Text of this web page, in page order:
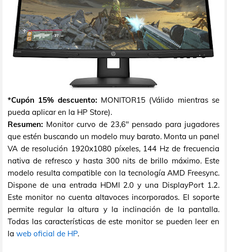
*Cupón 15% descuento: MONITOR15 (Válido mientras se
pueda aplicar en la HP Store).
Resumen: Monitor curvo de 23,6" pensado para jugadores
que estén buscando un modelo muy barato. Monta un panel
VA de resolución 1920x1080 píxeles, 144 Hz de frecuencia
nativa de refresco y hasta 300 nits de brillo máximo. Este
modelo resulta compatible con la tecnología AMD Freesync.
Dispone de una entrada HDMI 2.0 y una DisplayPort 1.2.
Este monitor no cuenta altavoces incorporados. El soporte
permite regular la altura y la inclinación de la pantalla.
Todas las características de este monitor se pueden leer en
la web oficial de HP.